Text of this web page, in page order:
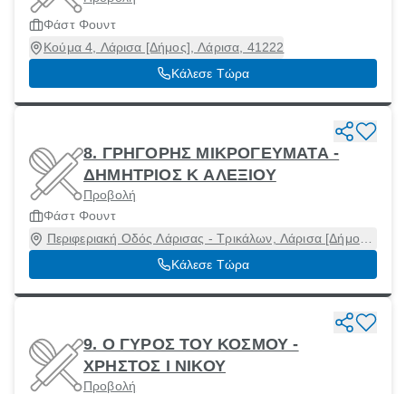
Φάστ Φουντ
Κούμα 4, Λάρισα [Δήμος], Λάρισα, 41222
Κάλεσε Τώρα
8. ΓΡΗΓΟΡΗΣ ΜΙΚΡΟΓΕΥΜΑΤΑ -
ΔΗΜΗΤΡΙΟΣ Κ ΑΛΕΞΙΟΥ
Προβολή
Φάστ Φουντ
Περιφεριακή Οδός Λάρισας - Τρικάλων, Λάρισα [Δήμος],
Λάρισα, 41110
Κάλεσε Τώρα
9. Ο ΓΥΡΟΣ ΤΟΥ ΚΟΣΜΟΥ -
ΧΡΗΣΤΟΣ Ι ΝΙΚΟΥ
Προβολή